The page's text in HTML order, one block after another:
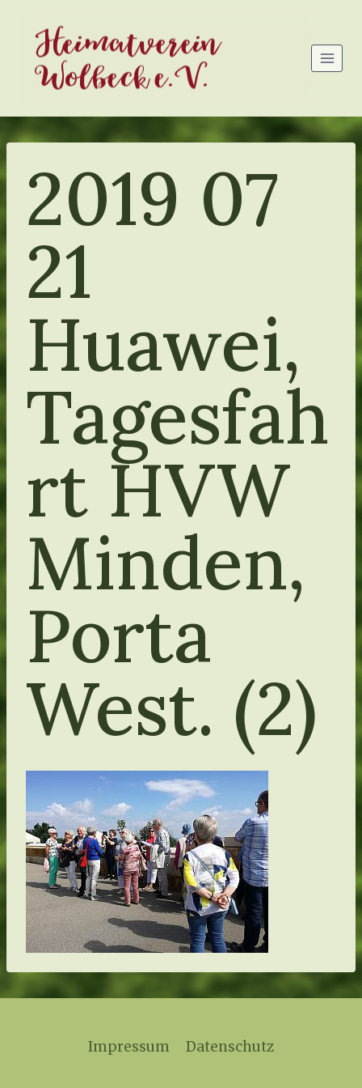
Inhalt
springenHeimatverein
Wolbeck e.V.
2019 07
21
Huawei,
Tagesfah
rt HVW
Minden,
Porta
West. (2)
Impressum Datenschutz